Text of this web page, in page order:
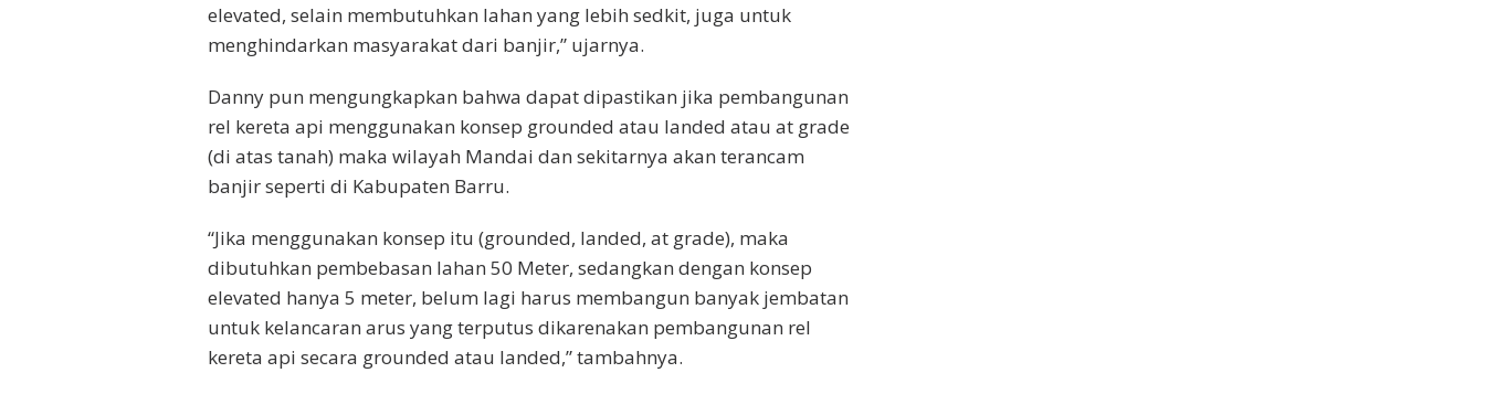
elevated, selain membutuhkan lahan yang lebih sedkit, juga untuk
menghindarkan masyarakat dari banjir,” ujarnya.
Danny pun mengungkapkan bahwa dapat dipastikan jika pembangunan
rel kereta api menggunakan konsep grounded atau landed atau at grade
(di atas tanah) maka wilayah Mandai dan sekitarnya akan terancam
banjir seperti di Kabupaten Barru.
“Jika menggunakan konsep itu (grounded, landed, at grade), maka
dibutuhkan pembebasan lahan 50 Meter, sedangkan dengan konsep
elevated hanya 5 meter, belum lagi harus membangun banyak jembatan
untuk kelancaran arus yang terputus dikarenakan pembangunan rel
kereta api secara grounded atau landed,” tambahnya.